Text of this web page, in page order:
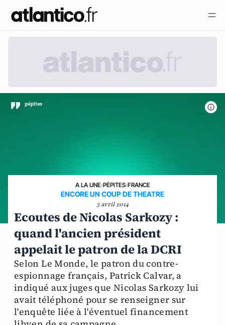
A LA UNE›PÉPITES›FRANCE
ENCORE UN COUP DE THEATRE
3 avril 2014
Ecoutes de Nicolas Sarkozy :
quand l'ancien président
appelait le patron de la DCRI
Selon Le Monde, le patron du contre-
espionnage français, Patrick Calvar, a
indiqué aux juges que Nicolas Sarkozy lui
avait téléphoné pour se renseigner sur
l'enquête liée à l'éventuel financement